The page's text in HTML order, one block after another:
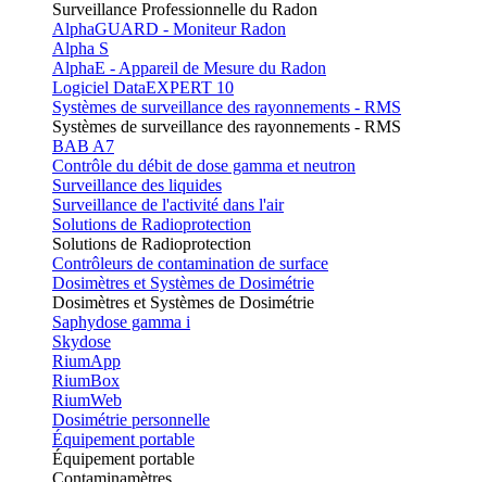
Surveillance Professionnelle du Radon
AlphaGUARD - Moniteur Radon
Alpha S
AlphaE - Appareil de Mesure du Radon
Logiciel DataEXPERT 10
Systèmes de surveillance des rayonnements - RMS
Systèmes de surveillance des rayonnements - RMS
BAB A7
Contrôle du débit de dose gamma et neutron
Surveillance des liquides
Surveillance de l'activité dans l'air
Solutions de Radioprotection
Solutions de Radioprotection
Contrôleurs de contamination de surface
Dosimètres et Systèmes de Dosimétrie
Dosimètres et Systèmes de Dosimétrie
Saphydose gamma i
Skydose
RiumApp
RiumBox
RiumWeb
Dosimétrie personnelle
Équipement portable
Équipement portable
Contaminamètres